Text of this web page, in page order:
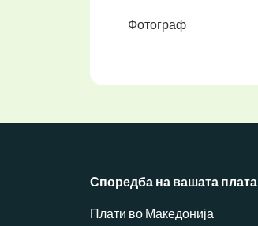
Фотограф
Споредба на вашата плата
Плати во Македонија